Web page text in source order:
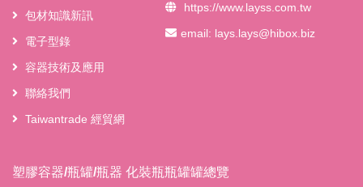
包材知識新訊
電子型錄
容器技術及應用
聯絡我們
Taiwantrade 經貿網
塑膠容器/瓶罐/瓶器 化裝瓶瓶罐罐總覽
https://www.layss.com.tw
email: lays.lays@hibox.biz